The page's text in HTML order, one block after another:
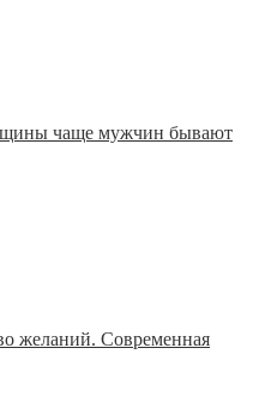
чаще мужчин бывают
желаний. Современная